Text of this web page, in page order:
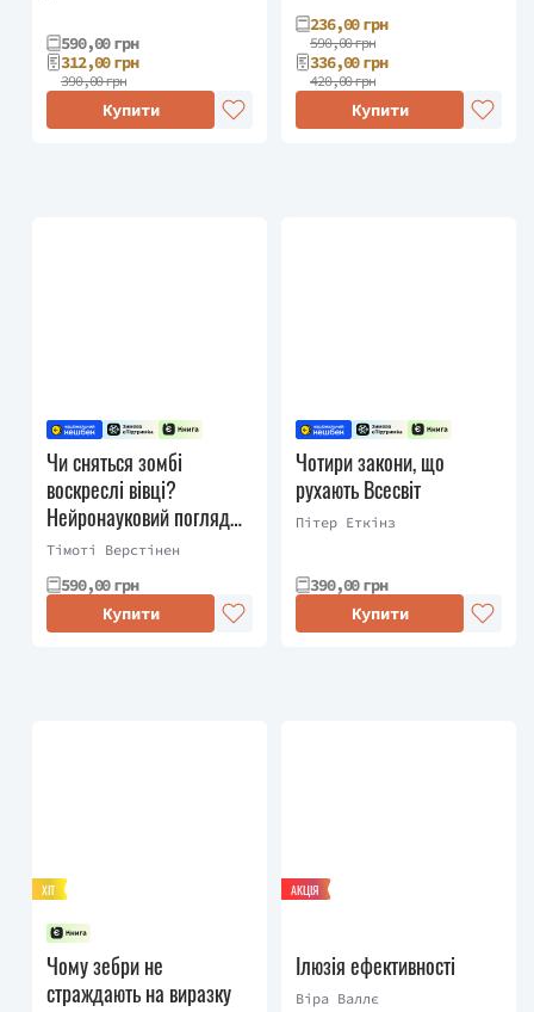
590,00 грн
312,00 грн
390,00 грн
Купити
236,00 грн
590,00 грн
336,00 грн
420,00 грн
Купити
Чи сняться зомбі
воскреслі вівці?
Нейронауковий погляд
на мозок зомбі
Тімоті Верстінен
590,00 грн
Купити
Чотири закони, що
рухають Всесвіт
Пітер Еткінз
390,00 грн
Купити
ХІТ
Чому зебри не
страждають на виразку
АКЦІЯ
Ілюзія ефективності
Віра Валлє